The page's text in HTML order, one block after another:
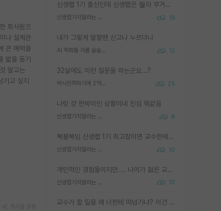
신생랩 1기 출신인데 신생랩은 줠라 무거운 바벨 같은거임. 들면 대박인데 못들면 깔려 죽음. 아무도 알려주지 않는 환경에서 자생해야하지만, 일단 살아남았다면 그 어떤 사람보다 악착같고 생존력 높은 사람으로 거듭날 수 있음
신생랩가지말라는 이유가 있었구나 19
내가 그렇게 말할땐 신고나 누르더니
AI 학회들 거품 슬슬 지적이 나오네요 12
32살에도 이런 질문을 하는군요...?
박사진학하기에 2억은 괜찮은 (?) 정도의 경제력인가요 25
나랑 걍 판박이인 상황이네 진심 뭐같음
신생랩가지말라는 이유가 있었구나 8
복불복임 신생랩 1기 최고참이면 교수한테 직접 지도받는 시간이 매우 많음 제대로 된 교수라면 말이지 그게 아니라면 그냥 넌 해방 불가능한 노예 1호에 감점쓰레기통이 되는거고
신생랩가지말라는 이유가 있었구나 10
개인적인 경험들이지만.... 나이가 젊은 교수일수록 꼰대라는 가면을 쓴 채로 무례함을 행동하는 경우가 거의 90% 정도였음. 나이가 어린데 다른 또래들과 달리 명예, 권력, 재력까지 얻었으니 세상 다 가진 기분이겠지. 오히러 나이 든 교수들이 행동과 말을 더 조심하시더라.
신생랩가지말라는 이유가 있었구나 10
교수가 할 일을 왜 너한테 떠넘기냐? 이건 교수가 제대로 잘 알지 못하는 경우일텐데...
회사원으
나 설계관
큰 매력을
밟을 동기
말고는
고 싶지